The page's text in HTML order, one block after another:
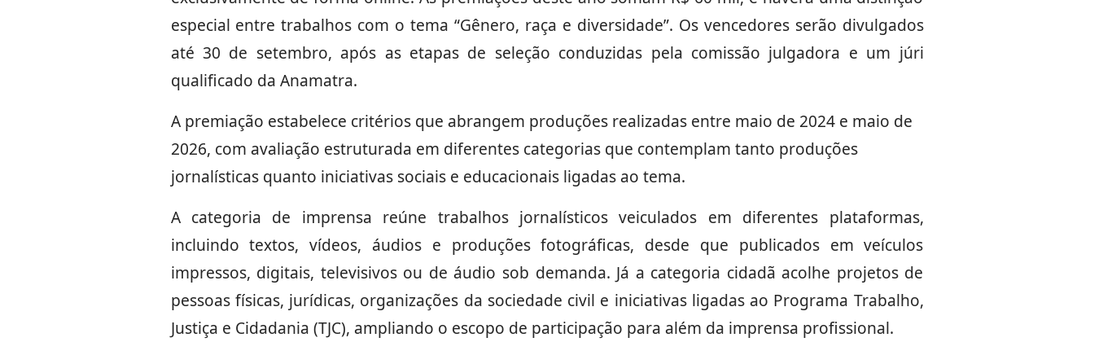
especial entre trabalhos com o tema “Gênero, raça e diversidade”. Os vencedores serão divulgados
até 30 de setembro, após as etapas de seleção conduzidas pela comissão julgadora e um júri
qualificado da Anamatra.
A premiação estabelece critérios que abrangem produções realizadas entre maio de 2024 e maio de
2026, com avaliação estruturada em diferentes categorias que contemplam tanto produções
jornalísticas quanto iniciativas sociais e educacionais ligadas ao tema.
A categoria de imprensa reúne trabalhos jornalísticos veiculados em diferentes plataformas,
incluindo textos, vídeos, áudios e produções fotográficas, desde que publicados em veículos
impressos, digitais, televisivos ou de áudio sob demanda. Já a categoria cidadã acolhe projetos de
pessoas físicas, jurídicas, organizações da sociedade civil e iniciativas ligadas ao Programa Trabalho,
Justiça e Cidadania (TJC), ampliando o escopo de participação para além da imprensa profissional.